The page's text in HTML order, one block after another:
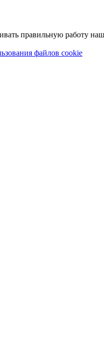
правильную работу
файлов cookie